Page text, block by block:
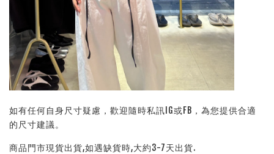
如有任何自身尺寸疑慮，歡迎隨時私訊IG或FB，為您提供合適
的尺寸建議。
商品門市現貨出貨,如遇缺貨時,大約3-7天出貨.